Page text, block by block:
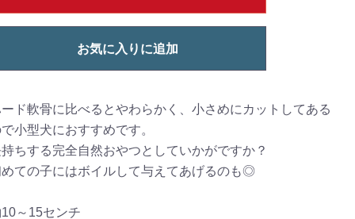
お気に入りに追加
ド軟骨に比べるとやわらかく、小さめにカットしてある
小型犬におすすめです。
ちする完全自然おやつとしていかがですか？
ての子にはボイルして与えてあげるのも◎
～15センチ